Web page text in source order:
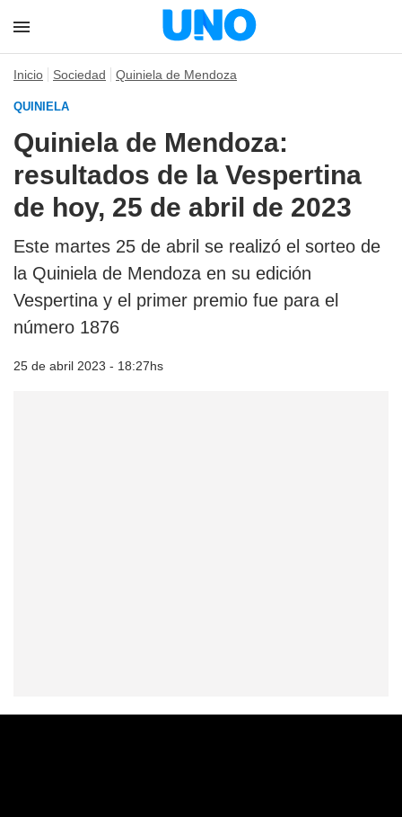
Inicio Sociedad Quiniela de Mendoza
QUINIELA
Quiniela de Mendoza:
resultados de la Vespertina
de hoy, 25 de abril de 2023
Este martes 25 de abril se realizó el sorteo de
la Quiniela de Mendoza en su edición
Vespertina y el primer premio fue para el
número 1876
25 de abril 2023 - 18:27hs